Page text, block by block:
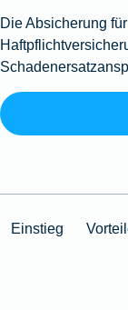
Die Absicherung
Einstieg